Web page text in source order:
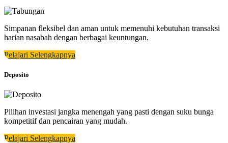
Simpanan fleksibel dan aman untuk memenuhi kebutuhan transaksi
harian nasabah dengan berbagai keuntungan.
Pelajari Selengkapnya
Deposito
Pilihan investasi jangka menengah yang pasti dengan suku bunga
kompetitif dan pencairan yang mudah.
Pelajari Selengkapnya